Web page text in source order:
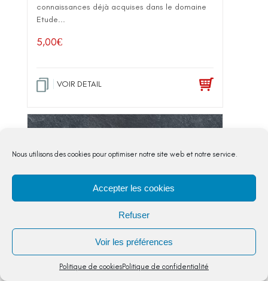
Nous utilisons des cookies pour optimiser notre site web et notre service.
Accepter les cookies
Refuser
Voir les préférences
Politique de cookiesPolitique de confidentialité
connaissances déjà acquises dans le domaine
Etude...
5,00€
VOIR DETAIL
Terminaison des verbes -ER
Etude de la langue,CM2